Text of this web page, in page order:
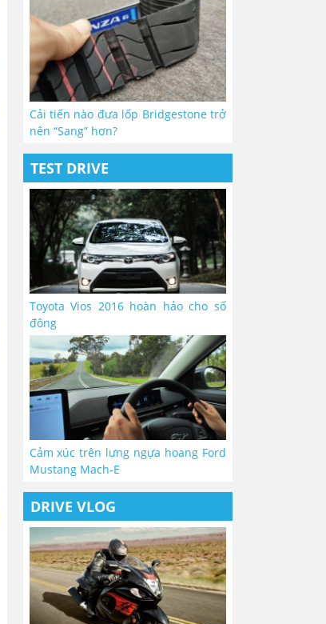
Cải tiến nào đưa lốp Bridgestone trở
nên “Sang” hơn?
TEST DRIVE
Toyota Vios 2016 hoàn hảo cho số
đông
Cảm xúc trên lưng ngựa hoang Ford
Mustang Mach-E
DRIVE VLOG